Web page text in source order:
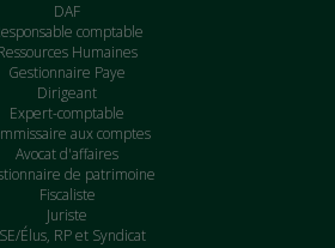
DAF
comptable
Humaines
Gestionnaire Paye
Dirigeant
Expert-comptable
aux comptes
Avocat d'affaires
de patrimoine
Fiscaliste
Juriste
Élus, RP et Syndicat